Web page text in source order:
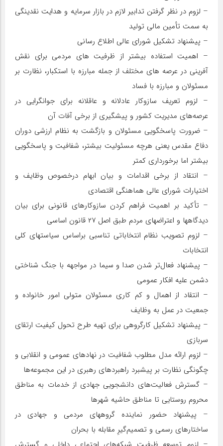
– لزوم در نظر گرفتن تدابیر لازم در بازار سرمایه و هدایت نقدینگی
به سمت تأمین مالی تولید
– پیشنهاد تشکیل شورای عالی اطلاع رسانی
– اهمیت استفاده بیشتر از ظرفیت های مردمی برای نقش
آفرینی در عرصه های مختلف از جمله مبارزه با استکبار، نظارت بر
مسئولان و مبارزه با فساد
– لزوم تعریف سازوکار عادلانه و عاقلانه برای جوانگرایی در
عرصه‌های مدیریت کشور و پیشگیری از برخی آفات آن
– ضرورت پاسخگویی مسئولان و بازگشت به نظام ارزشی دوران
دفاع مقدس یعنی هرچه مسئولیت بیشتر، شفافیت و پاسخگویی
بیشتر اما برخورداری کمتر
– انتقاد از برخی اقدامات و بیان ابهام درخصوص وظایف و
اختیارات شورای عالی هماهنگی اقتصادی
– تأکید بر اهمیت فراهم کردن سازوکارهای قانونی برای بیان
دیدگاهها و اعتراضهای مردم طبق اصل ۲۷ قانون اساسی
– لزوم تصویب نظام انتخاباتی تناسبی براساس سیاستهای کلی
انتخابات
– پیشنهاد فعال‌تر شدن صدا و سیما در مواجهه با جنگ شناختی
دشمن علیه افکار عمومی
– انتقاد از اهمال و کم کاری مسئولان متولی امور خانواده و
جمعیت در عمل به وظایف
– پیشنهاد تشکیل کارگروهی برای تهیه طرح تحول کیفیت ارتقای
سربازی
– لزوم ارائه مدل مطلوب شفافیت در نهادهای عمومی و انقلابی و
چگونگی نظارت بر پیشبرد راهبردهای رهبری در این مجموعه‌ها
– گسترش فعالیت‌های دانشجویی جهادی از خدمات به مناطق
محروم روستایی تا مناطق حاشیه شهرها
– پیشنهاد حضور نماینده گروههای مردمی و جهادی در
ساختارهای رسمی و تصمیم‌گیرِ مقابله با بحران